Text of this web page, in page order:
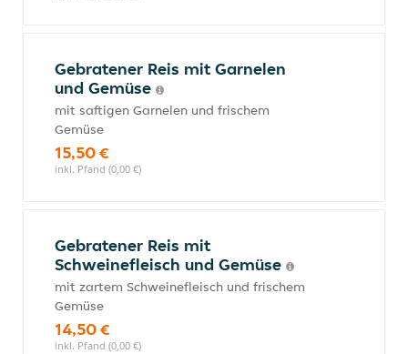
Gebratener Reis mit Garnelen
und Gemüse
mit saftigen Garnelen und frischem
Gemüse
15,50 €
inkl. Pfand (0,00 €)
Gebratener Reis mit
Schweinefleisch und Gemüse
mit zartem Schweinefleisch und frischem
Gemüse
14,50 €
inkl. Pfand (0,00 €)